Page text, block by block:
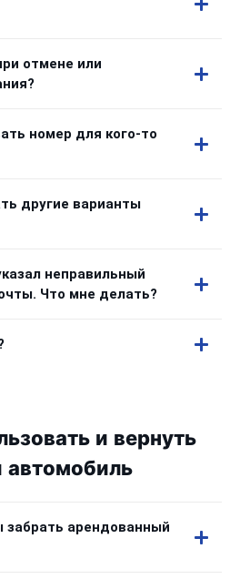
отмене или
номер для кого-то
другие варианты
неправильный
Что мне делать?
и вернуть
автомобиль
забрать арендованный